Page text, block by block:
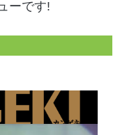
ーです!